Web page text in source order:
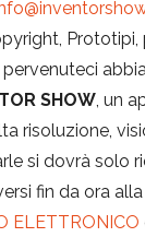
SHOW, un
risoluzione,
si dovrà solo
fin da ora
ELETTRONICO